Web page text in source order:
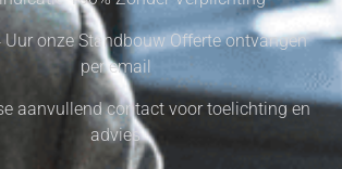
Uur onze Standbouw Offerte ontvangen
per email
aanvullend contact voor toelichting en
advies